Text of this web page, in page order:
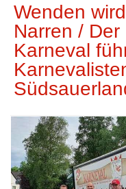
Wenden
Narren /
Karneval